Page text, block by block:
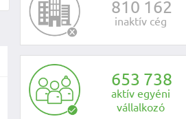
810 162
inaktív cég
653 738
aktív egyéni
vállalkozó